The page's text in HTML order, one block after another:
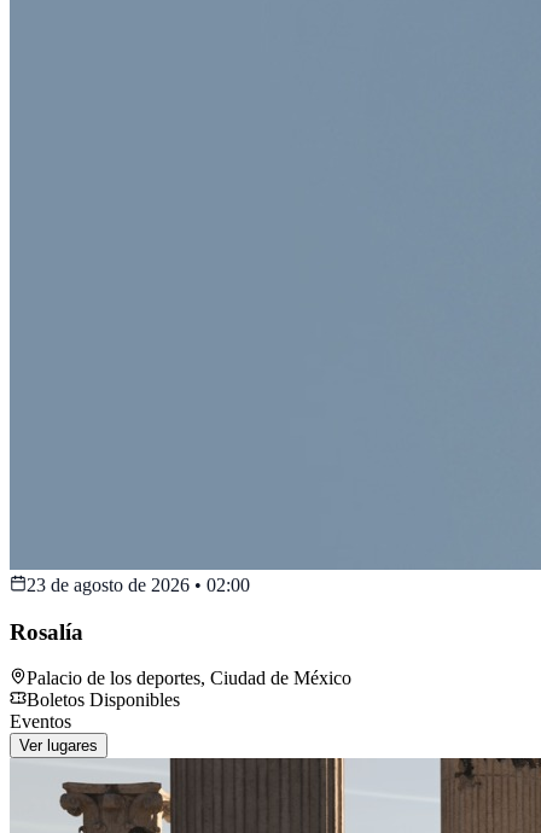
23 de agosto de 2026 • 02:00
Rosalía
Palacio de los deportes, Ciudad de México
Boletos Disponibles
Eventos
Ver lugares